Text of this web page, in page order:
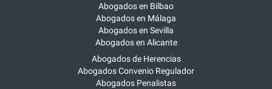
Abogados en Bilbao
Abogados en Málaga
Abogados en Sevilla
Abogados en Alicante
Abogados de Herencias
Abogados Convenio Regulador
Abogados Penalistas